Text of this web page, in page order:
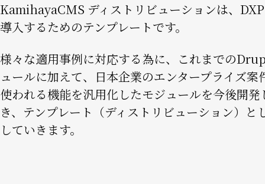
KamihayaCMS ディストリビューションは、
導入するためのテンプレートです。
様々な適用事例に対応する為に、これまでの
ュールに加えて、日本企業のエンタープライズ案
使われる機能を汎用化したモジュールを今後開発
き、テンプレート（ディストリビューション）と
していきます。